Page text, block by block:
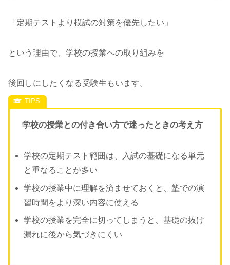
「定期テストより模試の対策を優先したい」
という理由で、学校の授業への取り組みを
後回しにしたくなる受験生もいます。
学校の授業との付き合い方で迷ったときの考え方
学校の定期テスト範囲は、入試の基礎になる単元
と重なることが多い
学校の授業中に理解を済ませておくと、塾での演
習時間をより深い内容に使える
学校の授業を完全に切ってしまうと、基礎の抜け
漏れに後から気づきにくい